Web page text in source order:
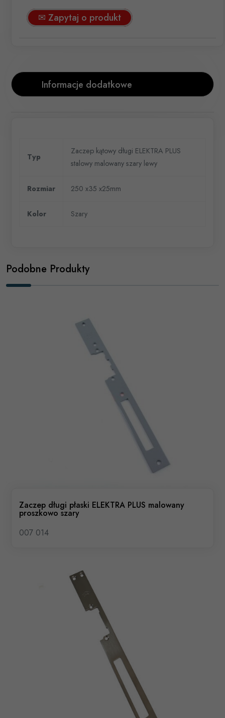
✉ Zapytaj o produkt
Informacje dodatkowe
Typ
Zaczep kątowy długi ELEKTRA PLUS
stalowy malowany szary lewy
Rozmiar 250 x35 x25mm
Kolor Szary
Podobne Produkty
Zaczep długi płaski ELEKTRA PLUS malowany
proszkowo szary
007 014